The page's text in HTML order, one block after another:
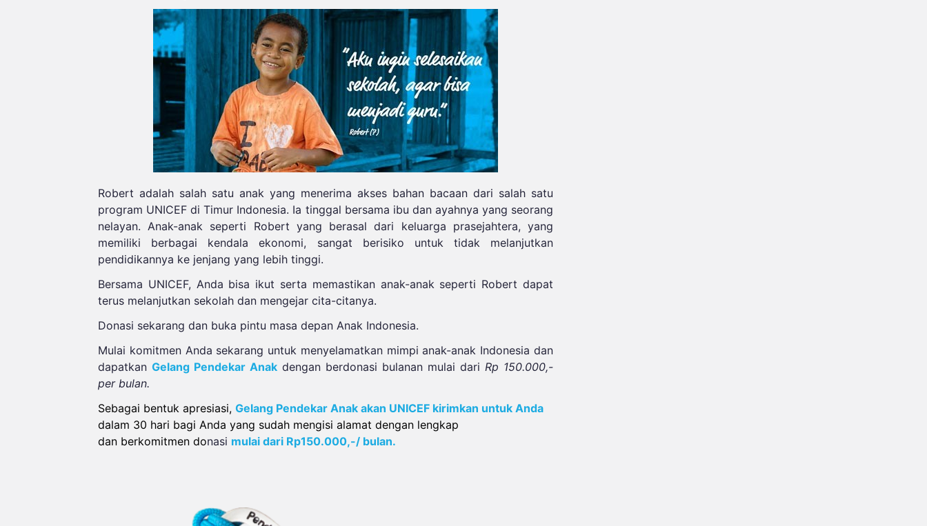
Robert adalah salah satu anak yang menerima akses bahan bacaan dari salah satu
program UNICEF di Timur Indonesia. Ia tinggal bersama ibu dan ayahnya yang seorang
nelayan. Anak-anak seperti Robert yang berasal dari keluarga prasejahtera, yang
memiliki berbagai kendala ekonomi, sangat berisiko untuk tidak melanjutkan
pendidikannya ke jenjang yang lebih tinggi.
Bersama UNICEF, Anda bisa ikut serta memastikan anak-anak seperti Robert dapat
terus melanjutkan sekolah dan mengejar cita-citanya.
Donasi sekarang dan buka pintu masa depan Anak Indonesia.
Mulai komitmen Anda sekarang untuk menyelamatkan mimpi anak-anak Indonesia dan
dapatkan Gelang Pendekar Anak dengan berdonasi bulanan mulai dari Rp 150.000,-
per bulan.
Sebagai bentuk apresiasi, Gelang Pendekar Anak akan UNICEF kirimkan untuk Anda
dalam 30 hari bagi Anda yang sudah mengisi alamat dengan lengkap
dan berkomitmen donasi mulai dari Rp150.000,-/ bulan.